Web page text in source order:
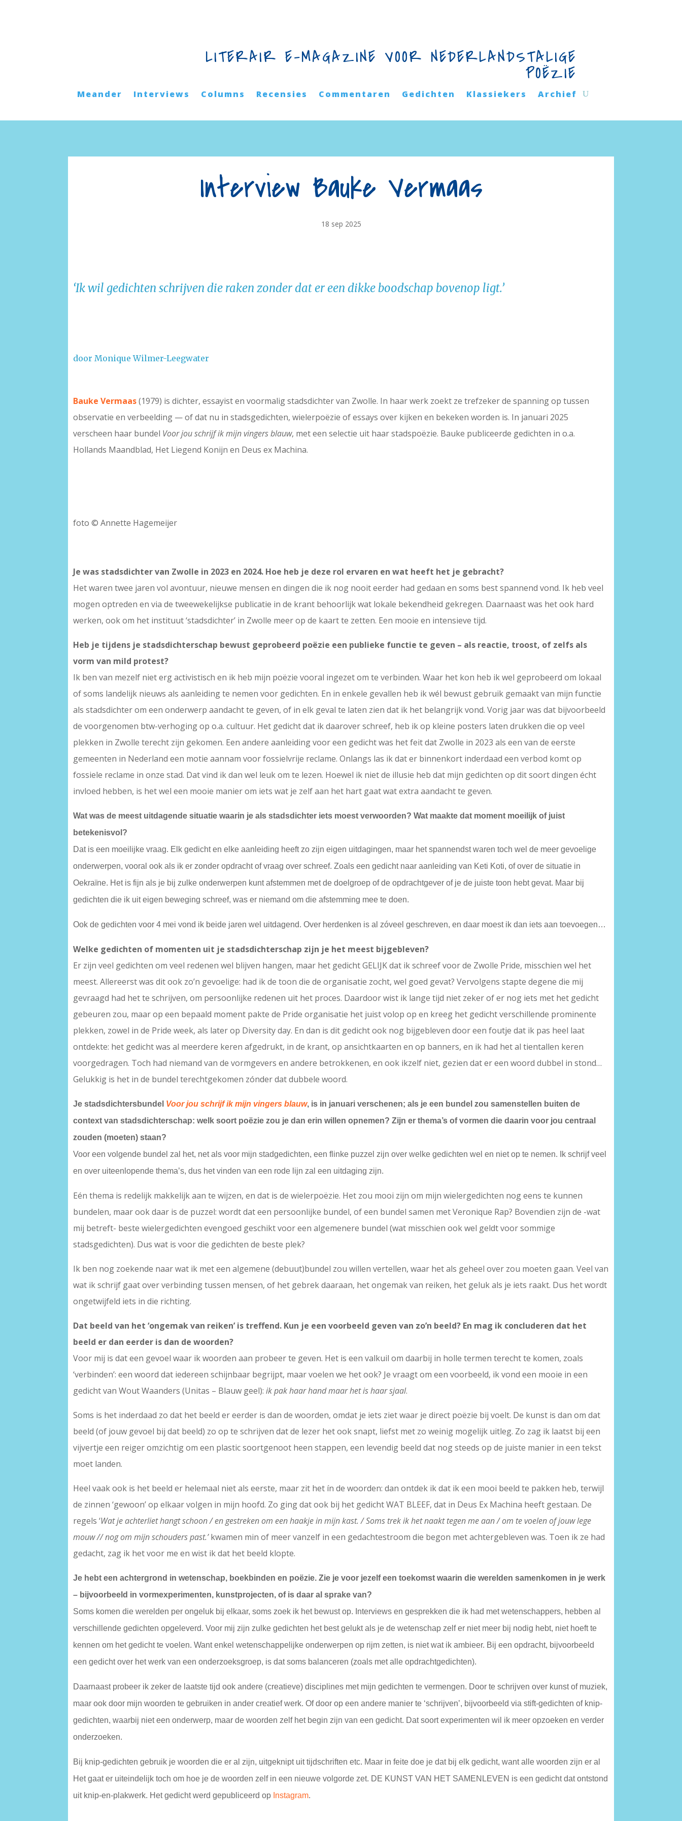
LITERAIR E-MAGAZINE VOOR NEDERLANDSTALIGE
POËZIE
Meander Interviews Columns Recensies Commentaren Gedichten Klassiekers Archief
Interview Bauke Vermaas
18 sep 2025
‘Ik wil gedichten schrijven die raken zonder dat er een dikke boodschap bovenop ligt.’
door Monique Wilmer-Leegwater
Bauke Vermaas(1979) is dichter, essayist en voormalig stadsdichter van Zwolle. In haar werk zoekt ze trefzeker de spanning op tussen
observatie en verbeelding — of dat nu in stadsgedichten, wielerpoëzie of essays over kijken en bekeken worden is. In januari 2025
verscheen haar bundel Voor jou schrijf ik mijn vingers blauw, met een selectie uit haar stadspoëzie. Bauke publiceerde gedichten in o.a.
Hollands Maandblad, Het Liegend Konijn en Deus ex Machina.
foto © Annette Hagemeijer
Je was stadsdichter van Zwolle in 2023 en 2024. Hoe heb je deze rol ervaren en wat heeft het je gebracht?
Het waren twee jaren vol avontuur, nieuwe mensen en dingen die ik nog nooit eerder had gedaan en soms best spannend vond. Ik heb veel
mogen optreden en via de tweewekelijkse publicatie in de krant behoorlijk wat lokale bekendheid gekregen. Daarnaast was het ook hard
werken, ook om het instituut ‘stadsdichter’ in Zwolle meer op de kaart te zetten. Een mooie en intensieve tijd.
Heb je tijdens je stadsdichterschap bewust geprobeerd poëzie een publieke functie te geven – als reactie, troost, of zelfs als
vorm van mild protest?
Ik ben van mezelf niet erg activistisch en ik heb mijn poëzie vooral ingezet om te verbinden. Waar het kon heb ik wel geprobeerd om lokaal
of soms landelijk nieuws als aanleiding te nemen voor gedichten. En in enkele gevallen heb ik wél bewust gebruik gemaakt van mijn functie
als stadsdichter om een onderwerp aandacht te geven, of in elk geval te laten zien dat ik het belangrijk vond. Vorig jaar was dat bijvoorbeeld
de voorgenomen btw-verhoging op o.a. cultuur. Het gedicht dat ik daarover schreef, heb ik op kleine posters laten drukken die op veel
plekken in Zwolle terecht zijn gekomen. Een andere aanleiding voor een gedicht was het feit dat Zwolle in 2023 als een van de eerste
gemeenten in Nederland een motie aannam voor fossielvrije reclame. Onlangs las ik dat er binnenkort inderdaad een verbod komt op
fossiele reclame in onze stad. Dat vind ik dan wel leuk om te lezen. Hoewel ik niet de illusie heb dat mijn gedichten op dit soort dingen écht
invloed hebben, is het wel een mooie manier om iets wat je zelf aan het hart gaat wat extra aandacht te geven.
Wat was de meest uitdagende situatie waarin je als stadsdichter iets moest verwoorden? Wat maakte dat moment moeilijk of juist
betekenisvol?
Dat is een moeilijke vraag. Elk gedicht en elke aanleiding heeft zo zijn eigen uitdagingen, maar het spannendst waren toch wel de meer gevoelige
onderwerpen, vooral ook als ik er zonder opdracht of vraag over schreef. Zoals een gedicht naar aanleiding van Keti Koti, of over de situatie in
Oekraïne. Het is fijn als je bij zulke onderwerpen kunt afstemmen met de doelgroep of de opdrachtgever of je de juiste toon hebt gevat. Maar bij
gedichten die ik uit eigen beweging schreef, was er niemand om die afstemming mee te doen.
Ook de gedichten voor 4 mei vond ik beide jaren wel uitdagend. Over herdenken is al zóveel geschreven, en daar moest ik dan iets aan toevoegen…
Welke gedichten of momenten uit je stadsdichterschap zijn je het meest bijgebleven?
Er zijn veel gedichten om veel redenen wel blijven hangen, maar het gedicht GELIJK dat ik schreef voor de Zwolle Pride, misschien wel het
meest. Allereerst was dit ook zo’n gevoelige: had ik de toon die de organisatie zocht, wel goed gevat? Vervolgens stapte degene die mij
gevraagd had het te schrijven, om persoonlijke redenen uit het proces. Daardoor wist ik lange tijd niet zeker of er nog iets met het gedicht
gebeuren zou, maar op een bepaald moment pakte de Pride organisatie het juist volop op en kreeg het gedicht verschillende prominente
plekken, zowel in de Pride week, als later op Diversity day. En dan is dit gedicht ook nog bijgebleven door een foutje dat ik pas heel laat
ontdekte: het gedicht was al meerdere keren afgedrukt, in de krant, op ansichtkaarten en op banners, en ik had het al tientallen keren
voorgedragen. Toch had niemand van de vormgevers en andere betrokkenen, en ook ikzelf niet, gezien dat er een woord dubbel in stond…
Gelukkig is het in de bundel terechtgekomen zónder dat dubbele woord.
Je stadsdichtersbundel Voor jou schrijf ik mijn vingers blauw, is in januari verschenen; als je een bundel zou samenstellen buiten de
context van stadsdichterschap: welk soort poëzie zou je dan erin willen opnemen? Zijn er thema’s of vormen die daarin voor jou centraal
zouden (moeten) staan?
Voor een volgende bundel zal het, net als voor mijn stadgedichten, een flinke puzzel zijn over welke gedichten wel en niet op te nemen. Ik schrijf veel
en over uiteenlopende thema’s, dus het vinden van een rode lijn zal een uitdaging zijn.
Eén thema is redelijk makkelijk aan te wijzen, en dat is de wielerpoëzie. Het zou mooi zijn om mijn wielergedichten nog eens te kunnen
bundelen, maar ook daar is de puzzel: wordt dat een persoonlijke bundel, of een bundel samen met Veronique Rap? Bovendien zijn de -wat
mij betreft- beste wielergedichten evengoed geschikt voor een algemenere bundel (wat misschien ook wel geldt voor sommige
stadsgedichten). Dus wat is voor die gedichten de beste plek?
Ik ben nog zoekende naar wat ik met een algemene (debuut)bundel zou willen vertellen, waar het als geheel over zou moeten gaan. Veel van
wat ik schrijf gaat over verbinding tussen mensen, of het gebrek daaraan, het ongemak van reiken, het geluk als je iets raakt. Dus het wordt
ongetwijfeld iets in die richting.
Dat beeld van het ‘ongemak van reiken’ is treffend. Kun je een voorbeeld geven van zo’n beeld? En mag ik concluderen dat het
beeld er dan eerder is dan de woorden?
Voor mij is dat een gevoel waar ik woorden aan probeer te geven. Het is een valkuil om daarbij in holle termen terecht te komen, zoals
‘verbinden’: een woord dat iedereen schijnbaar begrijpt, maar voelen we het ook? Je vraagt om een voorbeeld, ik vond een mooie in een
gedicht van Wout Waanders (Unitas – Blauw geel):ik pak haar hand maar het is haar sjaal.
Soms is het inderdaad zo dat het beeld er eerder is dan de woorden, omdat je iets ziet waar je direct poëzie bij voelt. De kunst is dan om dat
beeld (of jouw gevoel bij dat beeld) zo op te schrijven dat de lezer het ook snapt, liefst met zo weinig mogelijk uitleg. Zo zag ik laatst bij een
vijvertje een reiger omzichtig om een plastic soortgenoot heen stappen, een levendig beeld dat nog steeds op de juiste manier in een tekst
moet landen.
Heel vaak ook is het beeld er helemaal niet als eerste, maar zit het ín de woorden: dan ontdek ik dat ik een mooi beeld te pakken heb, terwijl
de zinnen ‘gewoon’ op elkaar volgen in mijn hoofd. Zo ging dat ook bij het gedicht WAT BLEEF, dat in Deus Ex Machina heeft gestaan. De
regels ‘Wat je achterliet hangt schoon / en gestreken om een haakje in mijn kast. / Soms trek ik het naakt tegen me aan / om te voelen of jouw lege
mouw // nog om mijn schouders past.’kwamen min of meer vanzelf in een gedachtestroom die begon met achtergebleven was. Toen ik ze had
gedacht, zag ik het voor me en wist ik dat het beeld klopte.
Je hebt een achtergrond in wetenschap, boekbinden en poëzie. Zie je voor jezelf een toekomst waarin die werelden samenkomen in je werk
– bijvoorbeeld in vormexperimenten, kunstprojecten, of is daar al sprake van?
Soms komen die werelden per ongeluk bij elkaar, soms zoek ik het bewust op. Interviews en gesprekken die ik had met wetenschappers, hebben al
verschillende gedichten opgeleverd. Voor mij zijn zulke gedichten het best gelukt als je de wetenschap zelf er niet meer bij nodig hebt, niet hoeft te
kennen om het gedicht te voelen. Want enkel wetenschappelijke onderwerpen op rijm zetten, is niet wat ik ambieer. Bij een opdracht, bijvoorbeeld
een gedicht over het werk van een onderzoeksgroep, is dat soms balanceren (zoals met alle opdrachtgedichten).
Daarnaast probeer ik zeker de laatste tijd ook andere (creatieve) disciplines met mijn gedichten te vermengen. Door te schrijven over kunst of muziek,
maar ook door mijn woorden te gebruiken in ander creatief werk. Of door op een andere manier te ‘schrijven’, bijvoorbeeld via stift-gedichten of knip-
gedichten, waarbij niet een onderwerp, maar de woorden zelf het begin zijn van een gedicht. Dat soort experimenten wil ik meer opzoeken en verder
onderzoeken.
Bij knip-gedichten gebruik je woorden die er al zijn, uitgeknipt uit tijdschriften etc. Maar in feite doe je dat bij elk gedicht, want alle woorden zijn er al
Het gaat er uiteindelijk toch om hoe je de woorden zelf in een nieuwe volgorde zet. DE KUNST VAN HET SAMENLEVEN is een gedicht dat ontstond
uit knip-en-plakwerk. Het gedicht werd gepubliceerd op Instagram.